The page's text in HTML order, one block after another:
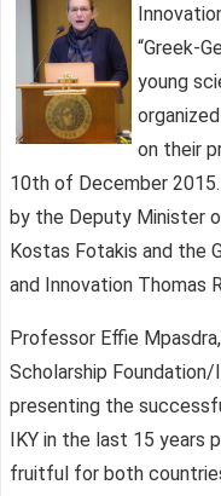
“Greek-
young
on their
10th of December
by the Deputy Minister
Kostas Fotakis and the
and Innovation Thomas
Professor Effie
Scholarship
presenting the
IKY in the last 15 years
fruitful for both